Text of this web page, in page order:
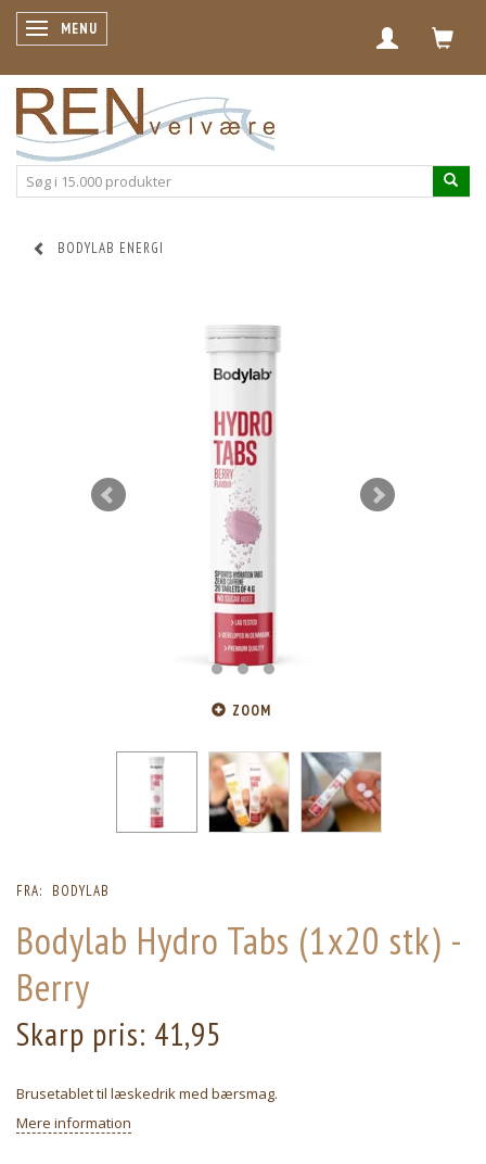
SKIFTE NAVIGATION
MENU
BODYLAB ENERGI
ZOOM
FRA: BODYLAB
Bodylab Hydro Tabs (1x20 stk) -
Berry
Skarp pris: 41,95
Brusetablet til læskedrik med bærsmag.
Mere information